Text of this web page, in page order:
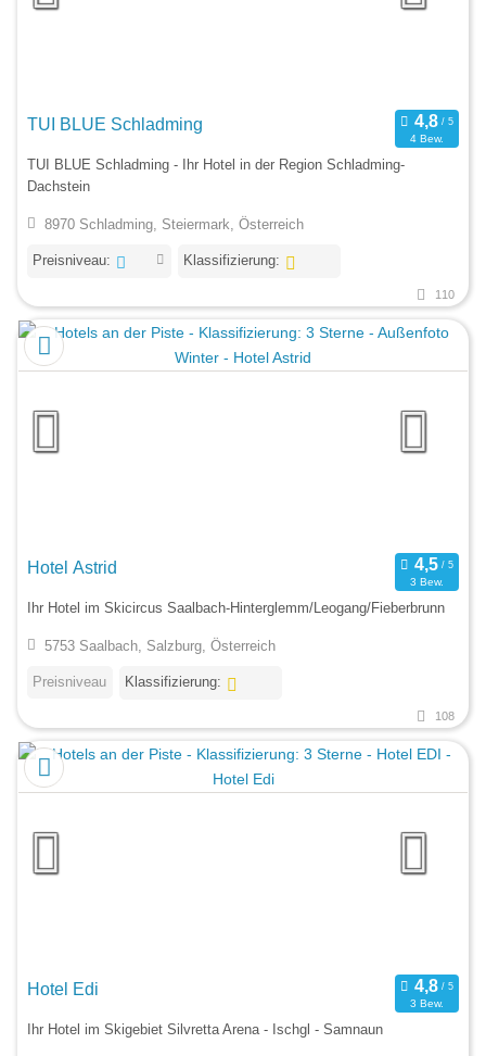
TUI BLUE Schladming
4 Bew.
TUI BLUE Schladming - Ihr Hotel in der Region Schladming-
Dachstein
8970 Schladming, Steiermark, Österreich
Preisniveau: Klassifizierung:
110
Hotel Astrid
3 Bew.
Ihr Hotel im Skicircus Saalbach-Hinterglemm/Leogang/Fieberbrunn
5753 Saalbach, Salzburg, Österreich
Preisniveau Klassifizierung:
108
Hotel Edi
3 Bew.
Ihr Hotel im Skigebiet Silvretta Arena - Ischgl - Samnaun